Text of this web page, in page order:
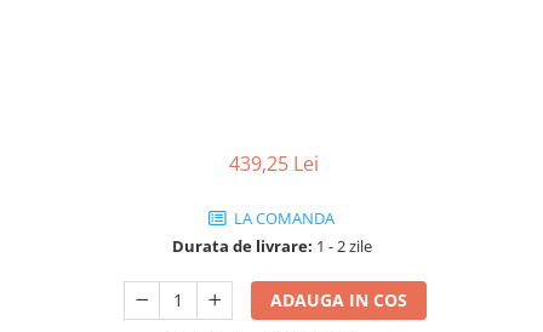
439,25 Lei
LA COMANDA
Durata de livrare: 1 - 2 zile
ADAUGA IN COS